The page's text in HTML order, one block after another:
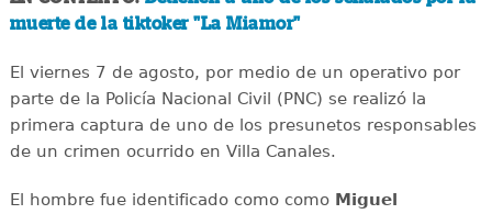
muerte de la tiktoker "La Miamor"
El viernes 7 de agosto, por medio de un operativo por
parte de la Policía Nacional Civil (PNC) se realizó la
primera captura de uno de los presunetos responsables
de un crimen ocurrido en Villa Canales.
El hombre fue identificado como comoMiguel